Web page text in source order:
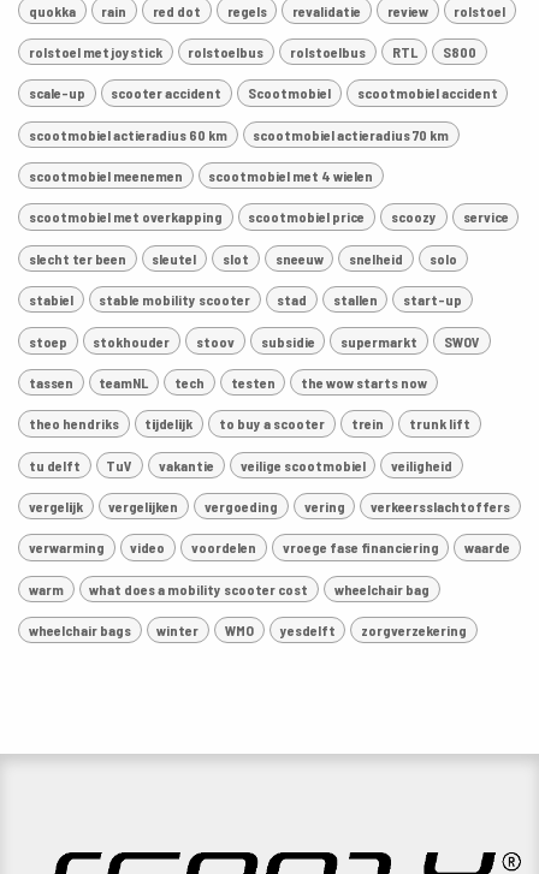
quokka rain red dot regels revalidatie review rolstoel
rolstoel met joystick rolstoelbus rolstoelbus RTL S800
scale-up scooter accident Scootmobiel scootmobiel accident
scootmobiel actieradius 60 km scootmobiel actieradius 70 km
scootmobiel meenemen scootmobiel met 4 wielen
scootmobiel met overkapping scootmobiel price scoozy service
slecht ter been sleutel slot sneeuw snelheid solo
stabiel stable mobility scooter stad stallen start-up
stoep stokhouder stoov subsidie supermarkt SWOV
tassen teamNL tech testen the wow starts now
theo hendriks tijdelijk to buy a scooter trein trunk lift
tu delft TuV vakantie veilige scootmobiel veiligheid
vergelijk vergelijken vergoeding vering verkeersslachtoffers
verwarming video voordelen vroege fase financiering waarde
warm what does a mobility scooter cost wheelchair bag
wheelchair bags winter WMO yesdelft zorgverzekering